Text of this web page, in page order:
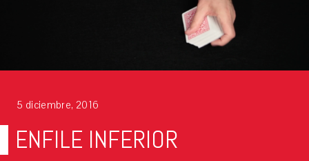
5 diciembre, 2016
ENFILE INFERIOR